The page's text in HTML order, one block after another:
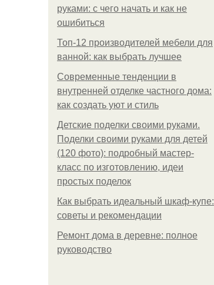
руками: с чего начать и как не
ошибиться
Топ-12 производителей мебели для
ванной: как выбрать лучшее
Современные тенденции в
внутренней отделке частного дома:
как создать уют и стиль
Детские поделки своими руками.
Поделки своими руками для детей
(120 фото): подробный мастер-
класс по изготовлению, идеи
простых поделок
Как выбрать идеальный шкаф-купе:
советы и рекомендации
Ремонт дома в деревне: полное
руководство